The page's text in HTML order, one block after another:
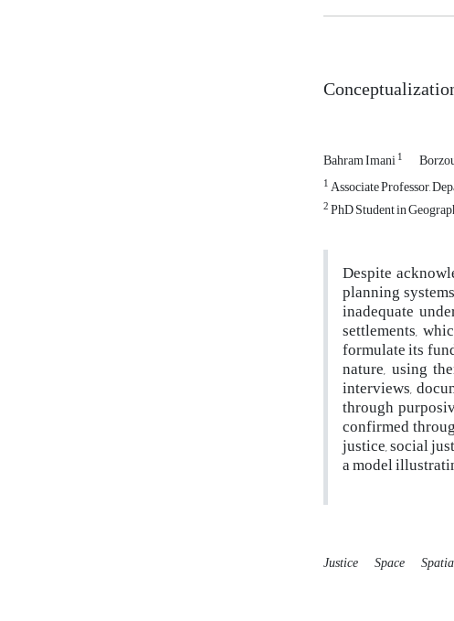
Bahram Imani1
1Associate Professor,
2PhD Student in
Despite
planning
inadequate
settlements,
formulate its
nature, using
interviews,
through
confirmed
justice, social
a model
Justice Space